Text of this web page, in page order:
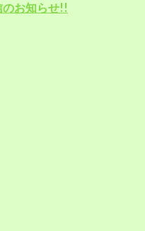
お知らせ!!